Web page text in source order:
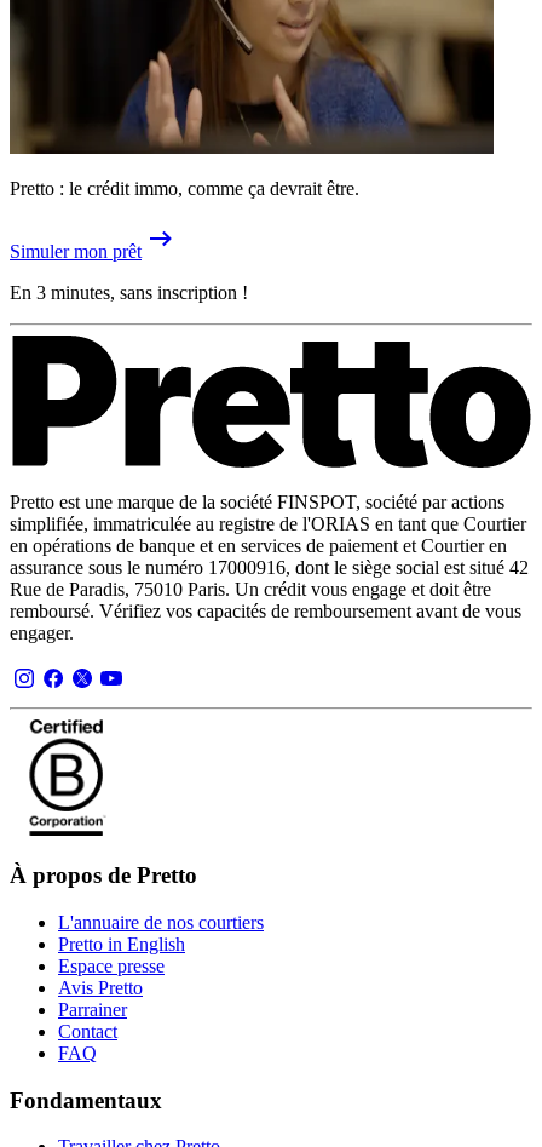
Pretto : le crédit immo, comme ça devrait être.
Simuler mon prêt
En 3 minutes, sans inscription !
Pretto est une marque de la société FINSPOT, société par actions
simplifiée, immatriculée au registre de l'ORIAS en tant que Courtier
en opérations de banque et en services de paiement et Courtier en
assurance sous le numéro 17000916, dont le siège social est situé 42
Rue de Paradis, 75010 Paris. Un crédit vous engage et doit être
remboursé. Vérifiez vos capacités de remboursement avant de vous
engager.
À propos de Pretto
L'annuaire de nos courtiers
Pretto in English
Espace presse
Avis Pretto
Parrainer
Contact
FAQ
Fondamentaux